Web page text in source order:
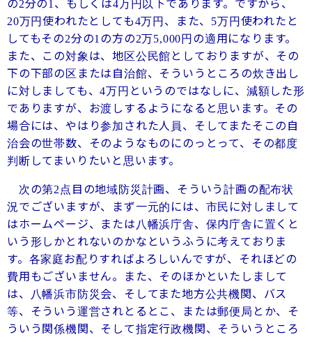
の2分の1 、もしくは4万円以下であります。ですから、
20万円使われたとしても4万円、また、 5万円使われたと
してもその2分の1 の方の2万5,000円の適用になります。
また、この対象は、地区公民館としておりますが、その
下の下部の区または自治館、そういうところの炊き出し
に対しましても、4万円というのではなしに、減額した形
でありますが、お渡しするようになると思います。その
場合には、やはり参加された人員、そしてまたそこの自
治会の世帯数、そのようなものにのっとって、その都度
判断してまいりたいと思います。
次の第2 点目の地域防災計画、そういう計画の配布状
況でございますが、まず一元的には、市民に対しまして
はホームページ、または八幡浜庁舎、保内庁舎に置くと
いう形しかとれないのかなというふうに考えておりま
す。各家庭お配りすればよろしいんですが、それほどの
費用もございません。また、そのほかといたしまして
は、八幡浜市防災会、そしてまた地方公共機関、バス
等、そういう運営されとるとこ、または郵便局とか、そ
ういう関係機関、そして指定行政機関、そういうところ